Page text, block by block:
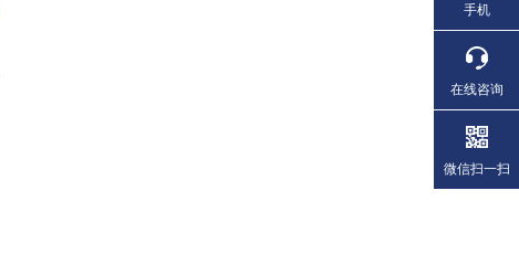
手机
在线咨询
微信扫一扫